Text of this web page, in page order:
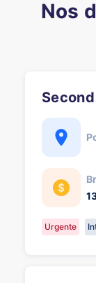
Nos
Urgente